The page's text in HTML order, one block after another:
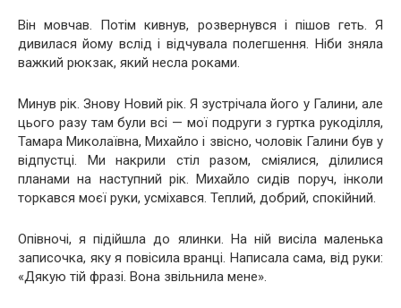
Він мовчав. Потім кивнув, розвернувся і пішов геть. Я
дивилася йому вслід і відчувала полегшення. Ніби зняла
важкий рюкзак, який несла роками.
Минув рік. Знову Новий рік. Я зустрічала його у Галини, але
цього разу там були всі — мої подруги з гуртка рукоділля,
Тамара Миколаївна, Михайло і звісно, чоловік Галини був у
відпустці. Ми накрили стіл разом, сміялися, ділилися
планами на наступний рік. Михайло сидів поруч, інколи
торкався моєї руки, усміхався. Теплий, добрий, спокійний.
Опівночі, я підійшла до ялинки. На ній висіла маленька
записочка, яку я повісила вранці. Написала сама, від руки:
«Дякую тій фразі. Вона звільнила мене».